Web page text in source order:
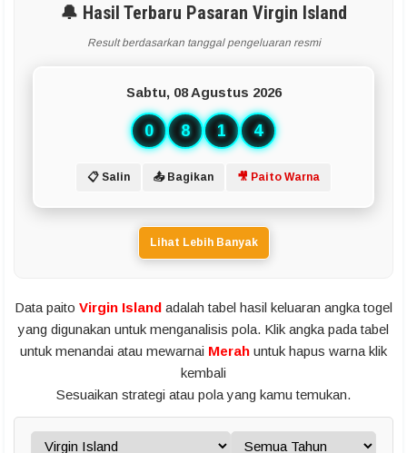
🔔 Hasil Terbaru Pasaran Virgin Island
Result berdasarkan tanggal pengeluaran resmi
Sabtu, 08 Agustus 2026
0 8 1 4
📋 Salin 📤 Bagikan 🎥 Paito Warna
Lihat Lebih Banyak
Data paito Virgin Island adalah tabel hasil keluaran angka togel
yang digunakan untuk menganalisis pola. Klik angka pada tabel
untuk menandai atau mewarnai Merah untuk hapus warna klik
kembali
Sesuaikan strategi atau pola yang kamu temukan.